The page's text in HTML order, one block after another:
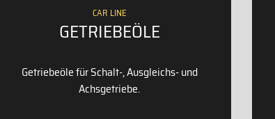
CAR LINE
GETRIEBEÖLE
Getriebeöle für Schalt-, Ausgleichs- und
Achsgetriebe.